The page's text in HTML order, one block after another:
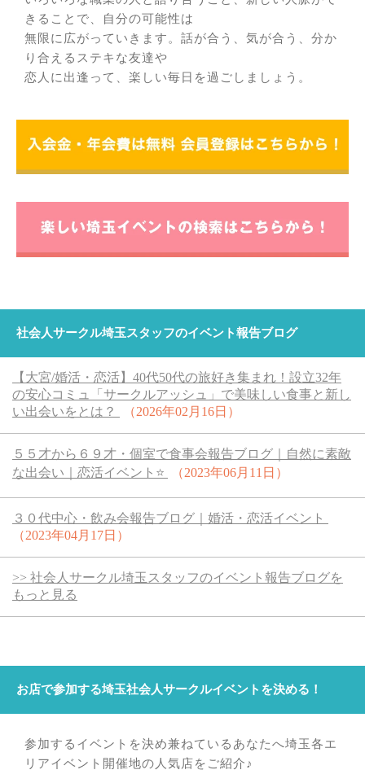
きることで、自分の可能性は
無限に広がっていきます。話が合う、気が合う、分か
り合えるステキな友達や
恋人に出逢って、楽しい毎日を過ごしましょう。
社会人サークル埼玉スタッフのイベント報告ブログ
【大宮/婚活・恋活】40代50代の旅好き集まれ！設立32年
の安心コミュ「サークルアッシュ」で美味しい食事と新し
い出会いをとは？
（2026年02月16日）
５５才から６９才・個室で食事会報告ブログ｜自然に素敵
な出会い｜恋活イベント⭐️
（2023年06月11日）
３０代中心・飲み会報告ブログ｜婚活・恋活イベント
（2023年04月17日）
>> 社会人サークル埼玉スタッフのイベント報告ブログを
もっと見る
お店で参加する埼玉社会人サークルイベントを決める！
参加するイベントを決め兼ねているあなたへ埼玉各エ
リアイベント開催地の人気店をご紹介♪